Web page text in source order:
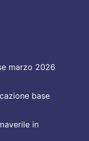
marzo 2026
base
in